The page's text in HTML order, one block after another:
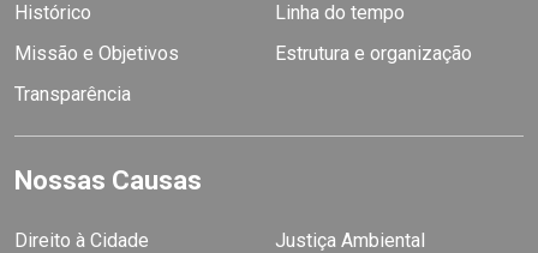
Histórico
Linha do tempo
Missão e Objetivos
Estrutura e organização
Transparência
Nossas Causas
Direito à Cidade
Justiça Ambiental